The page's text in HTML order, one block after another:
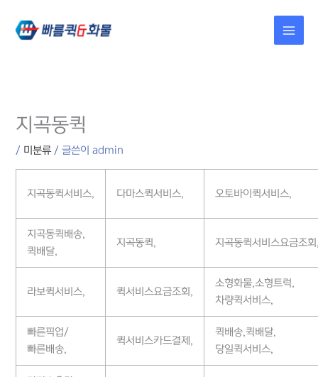
건너뛰기
지곡동퀵
/ 미분류 / 글쓴이admin
지곡동퀵서비스, 다마스퀵서비스, 오토바이퀵서비스,
지곡동퀵배송,
퀵배달,
지곡동퀵, 지곡동퀵서비스요금조
라보퀵서비스, 퀵서비스요금조회,
소형화물,소형트럭,
차량퀵서비스,
빠른픽업/
빠른배송,
퀵서비스카드결제,
퀵배송,퀵배달,
당일퀵서비스,